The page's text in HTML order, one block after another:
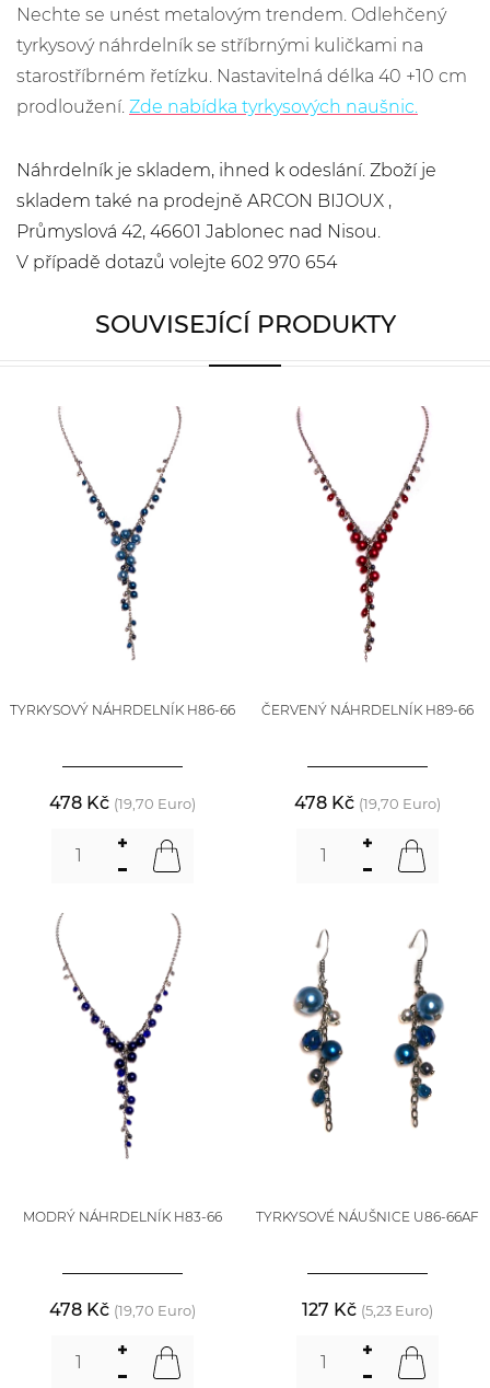
Nechte se unést metalovým trendem. Odlehčený
tyrkysový náhrdelník se stříbrnými kuličkami na
starostříbrném řetízku. Nastavitelná délka 40 +10 cm
prodloužení. Zde nabídka tyrkysových naušnic.
Náhrdelník je skladem, ihned k odeslání. Zboží je
skladem také na prodejně ARCON BIJOUX ,
Průmyslová 42, 46601 Jablonec nad Nisou.
V případě dotazů volejte 602 970 654
SOUVISEJÍCÍ PRODUKTY
TYRKYSOVÝ NÁHRDELNÍK H86-66
478 Kč (19,70 Euro)
ČERVENÝ NÁHRDELNÍK H89-66
478 Kč (19,70 Euro)
MODRÝ NÁHRDELNÍK H83-66
478 Kč (19,70 Euro)
TYRKYSOVÉ NÁUŠNICE U86-66AF
127 Kč (5,23 Euro)